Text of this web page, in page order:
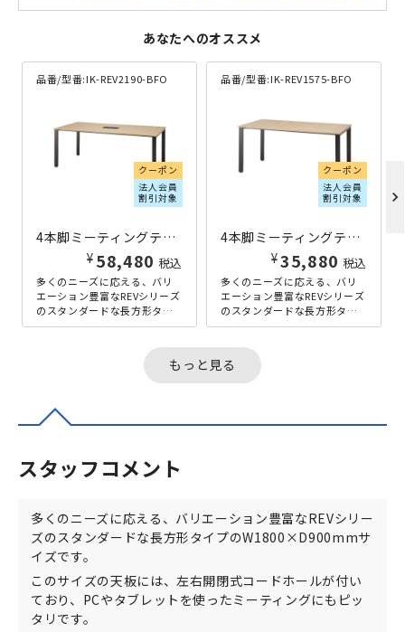
あなたへのオススメ
品番/型番:IK-REV2190-BFO
クーポン
法人会員
割引対象
4本脚ミーティングテーブル REVシリーズ W2100×D900×H720 ナチュラル
¥ 58,480 税込
多くのニーズに応える、バリ
エーション豊富なREVシリーズ
のスタンダードな長方形タイ
プのW2100×D900mmサイズ
品番/型番:IK-REV1575-BFO
クーポン
法人会員
割引対象
4本脚ミーティングテーブル REVシリーズ W1500×D750×H720 ナチュラル
¥35,880 税込
多くのニーズに応える、バリ
エーション豊富なREVシリーズ
のスタンダードな長方形タイ
プのW1500×D750mmサイズ
chevron_right
もっと見る
スタッフコメント
多くのニーズに応える、バリエーション豊富なREVシリー
ズのスタンダードな長方形タイプのW1800×D900mmサ
イズです。
このサイズの天板には、左右開閉式コードホールが付い
ており、PCやタブレットを使ったミーティングにもピッ
タリです。